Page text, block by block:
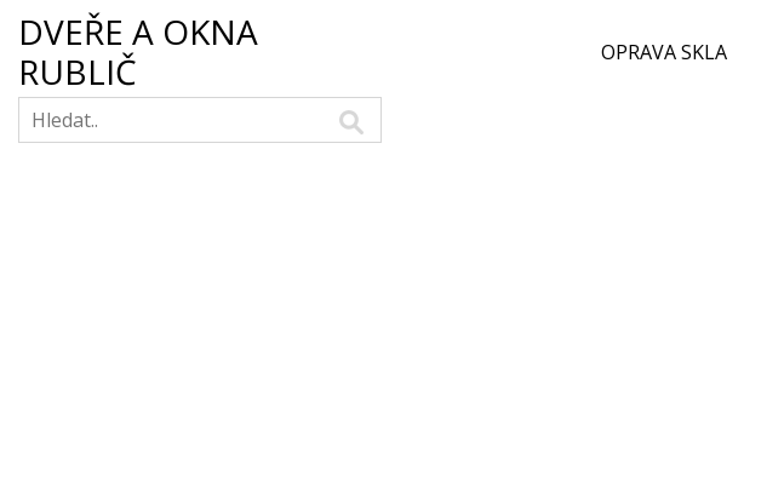
DVEŘE A OKNA
RUBLIČ
OPRAVA SKLA